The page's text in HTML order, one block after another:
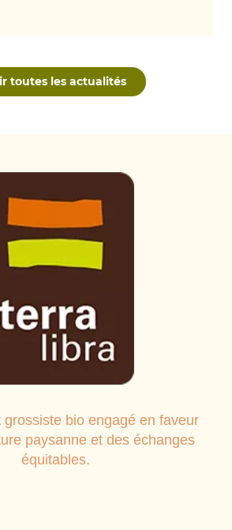
toutes les actualités
grossiste bio engagé en faveur
paysanne et des échanges
équitables.